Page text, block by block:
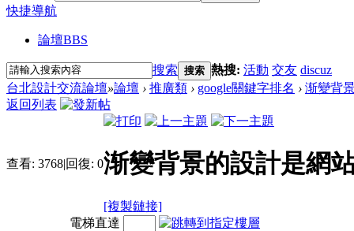
快捷導航
論壇BBS
搜索 搜索 熱搜: 活動 交友 discuz
台北設計交流論壇»論壇 › 推廣類 › google關鍵字排名 › 渐變背
返回列表
查看: 3768|回復: 0渐變背景的設計是網
[複製鏈接]
電梯直達